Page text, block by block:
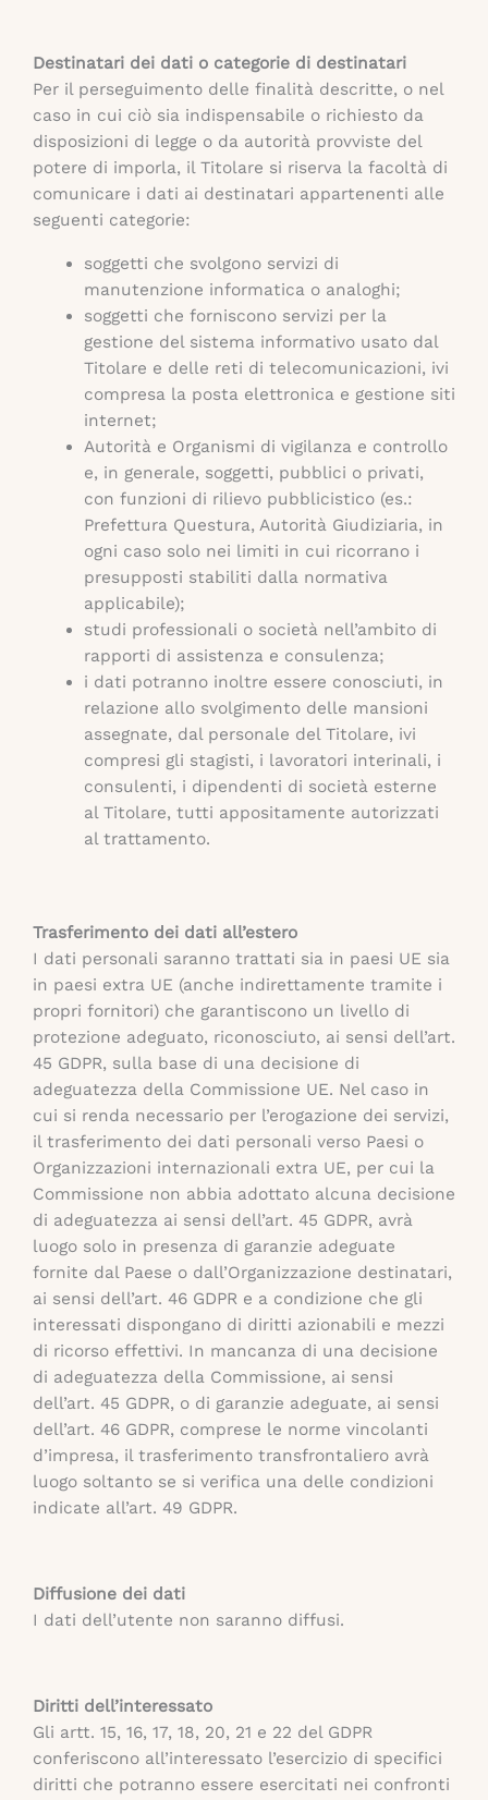
Destinatari dei dati o categorie di destinatari
Per il perseguimento delle finalità descritte, o nel
caso in cui ciò sia indispensabile o richiesto da
disposizioni di legge o da autorità provviste del
potere di imporla, il Titolare si riserva la facoltà di
comunicare i dati ai destinatari appartenenti alle
seguenti categorie:
soggetti che svolgono servizi di
manutenzione informatica o analoghi;
soggetti che forniscono servizi per la
gestione del sistema informativo usato dal
Titolare e delle reti di telecomunicazioni, ivi
compresa la posta elettronica e gestione siti
internet;
Autorità e Organismi di vigilanza e controllo
e, in generale, soggetti, pubblici o privati,
con funzioni di rilievo pubblicistico (es.:
Prefettura Questura, Autorità Giudiziaria, in
ogni caso solo nei limiti in cui ricorrano i
presupposti stabiliti dalla normativa
applicabile);
studi professionali o società nell’ambito di
rapporti di assistenza e consulenza;
i dati potranno inoltre essere conosciuti, in
relazione allo svolgimento delle mansioni
assegnate, dal personale del Titolare, ivi
compresi gli stagisti, i lavoratori interinali, i
consulenti, i dipendenti di società esterne
al Titolare, tutti appositamente autorizzati
al trattamento.
Trasferimento dei dati all’estero
I dati personali saranno trattati sia in paesi UE sia
in paesi extra UE (anche indirettamente tramite i
propri fornitori) che garantiscono un livello di
protezione adeguato, riconosciuto, ai sensi dell’art.
45 GDPR, sulla base di una decisione di
adeguatezza della Commissione UE. Nel caso in
cui si renda necessario per l’erogazione dei servizi,
il trasferimento dei dati personali verso Paesi o
Organizzazioni internazionali extra UE, per cui la
Commissione non abbia adottato alcuna decisione
di adeguatezza ai sensi dell’art. 45 GDPR, avrà
luogo solo in presenza di garanzie adeguate
fornite dal Paese o dall’Organizzazione destinatari,
ai sensi dell’art. 46 GDPR e a condizione che gli
interessati dispongano di diritti azionabili e mezzi
di ricorso effettivi. In mancanza di una decisione
di adeguatezza della Commissione, ai sensi
dell’art. 45 GDPR, o di garanzie adeguate, ai sensi
dell’art. 46 GDPR, comprese le norme vincolanti
d’impresa, il trasferimento transfrontaliero avrà
luogo soltanto se si verifica una delle condizioni
indicate all’art. 49 GDPR.
Diffusione dei dati
I dati dell’utente non saranno diffusi.
Diritti dell’interessato
Gli artt. 15, 16, 17, 18, 20, 21 e 22 del GDPR
conferiscono all’interessato l’esercizio di specifici
diritti che potranno essere esercitati nei confronti